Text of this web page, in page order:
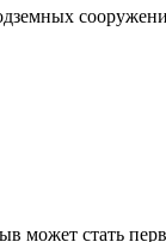
может стать